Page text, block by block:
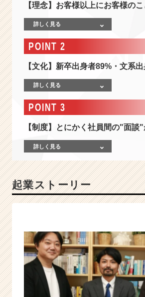
サ
ル
タ
ン
1
2
成
中
の
ャ
上
に
お
客
様
の
【理念】お客様以上にお客様の
詳しく見る
POINT 2
【文化】新卒出身者89%・文系
詳しく見る
POINT 3
【制度】とにかく社員間の"面談
詳しく見る
起業ストーリー